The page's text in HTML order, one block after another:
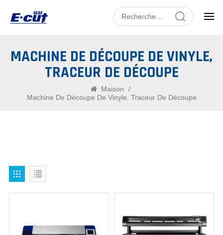
MACHINE DE DÉCOUPE DE VINYLE,
TRACEUR DE DÉCOUPE
Maison
/
Machine De Découpe De Vinyle, Traceur De Découpe